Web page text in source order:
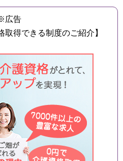
広告
取得できる制度のご紹介】